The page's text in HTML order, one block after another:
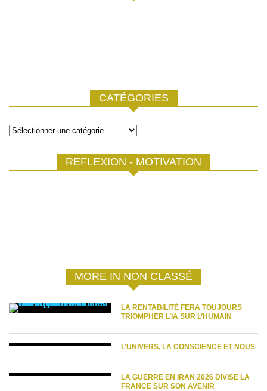
CATÉGORIES
Catégories
REFLEXION - MOTIVATION
MORE IN NON CLASSÉ
LA RENTABILITÉ FERA TOUJOURS
TRIOMPHER L’IA SUR L’HUMAIN
L’UNIVERS, LA CONSCIENCE ET NOUS
LA GUERRE EN IRAN 2026 DIVISE LA
FRANCE SUR SON AVENIR